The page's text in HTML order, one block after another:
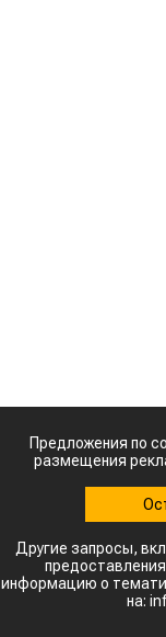
Предложения по
размещения
Другие запросы,
информацию о
на: